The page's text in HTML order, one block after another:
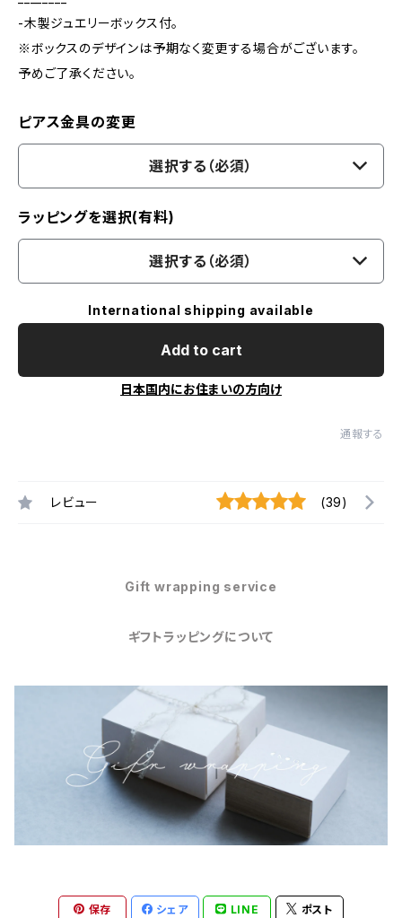
-木製ジュエリーボックス付。
※ボックスのデザインは予期なく変更する場合がございます。
予めご了承ください。
ピアス金具の変更
選択する（必須）
ラッピングを選択(有料)
選択する（必須）
International shipping available
Add to cart
日本国内にお住まいの方向け
通報する
レビュー (39)
Gift wrapping service
ギフトラッピングについて
保存 シェア LINE ポスト